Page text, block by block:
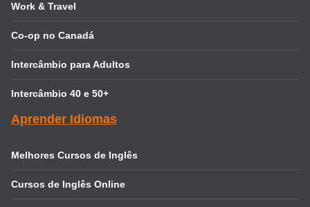
Work & Travel
Co-op no Canadá
Intercâmbio para Adultos
Intercâmbio 40 e 50+
Aprender Idiomas
Melhores Cursos de Inglês
Cursos de Inglês Online